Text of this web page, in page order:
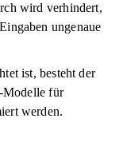
wird verhindert,
ungenaue
ist, besteht der
Modelle für
werden.